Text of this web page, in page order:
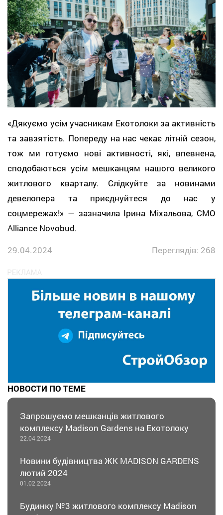
«Дякуємо усім учасникам Екотолоки за активність
та завзятість. Попереду на нас чекає літній сезон,
тож ми готуємо нові активності, які, впевнена,
сподобаються усім мешканцям нашого великого
житлового кварталу. Слідкуйте за новинами
девелопера та приєднуйтеся до нас у
соцмережах!» — зазначила Ірина Міхальова, CMO
Alliance Novobud.
29.04.2024
Переглядів: 268
НОВОСТИ ПО ТЕМЕ
Запрошуємо мешканців житлового
комплексу Madison Gardens на Екотолоку
22.04.2024
Новини будівництва ЖК MADISON GARDENS
лютий 2024
01.02.2024
Будинку №3 житлового комплексу Madison